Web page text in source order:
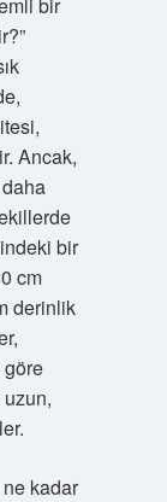
Ancak,
bir
cm
derinlik
kadar